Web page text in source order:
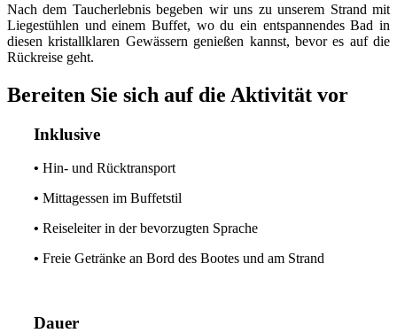
Nach dem Taucherlebnis begeben wir uns zu unserem Strand mit
Liegestühlen und einem Buffet, wo du ein entspannendes Bad in
diesen kristallklaren Gewässern genießen kannst, bevor es auf die
Rückreise geht.
Bereiten Sie sich auf die Aktivität vor
Inklusive
• Hin- und Rücktransport
• Mittagessen im Buffetstil
• Reiseleiter in der bevorzugten Sprache
• Freie Getränke an Bord des Bootes und am Strand
Dauer